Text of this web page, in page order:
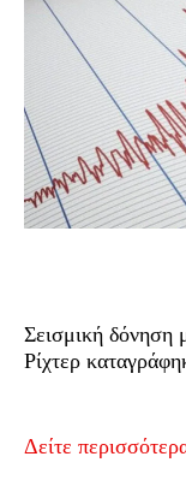
Σεισμική δόνηση
Ρίχτερ
Δείτε